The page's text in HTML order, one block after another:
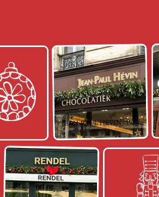
JEAN-PAUL HÉVIN - Paris
7e